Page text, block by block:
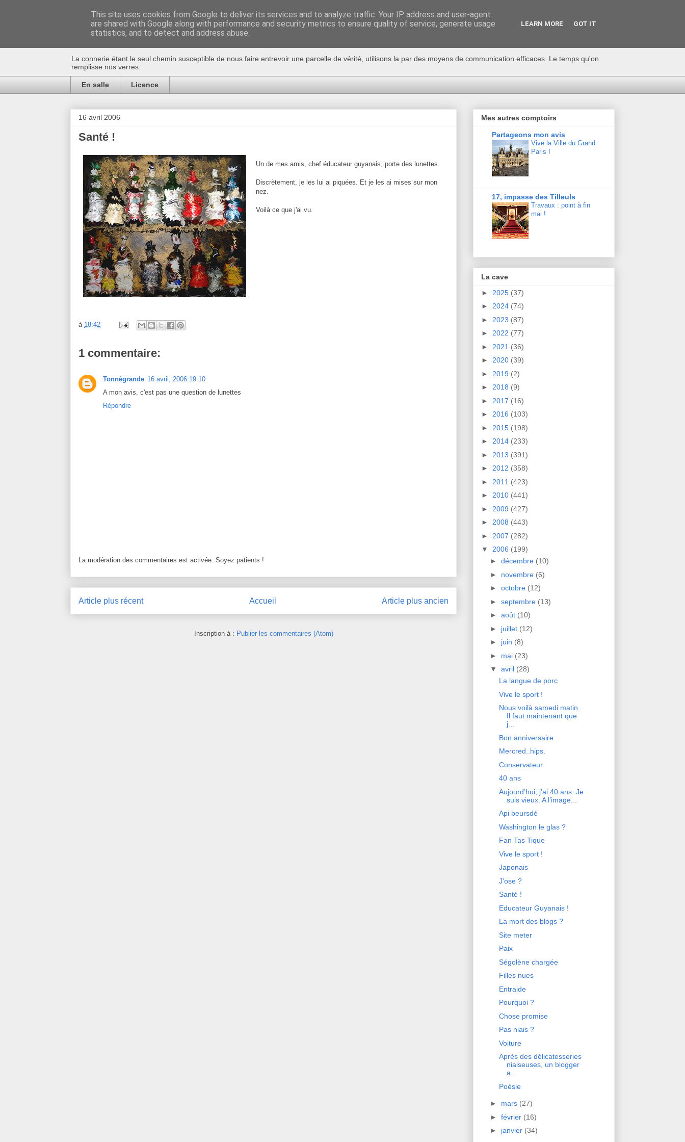
Au bistro !
La connerie étant le seul chemin susceptible de nous faire entrevoir une parcelle de vérité, utilisons la par des moyens de communication efficaces. Le temps qu'on
remplisse nos verres.
En salle Licence
16 avril 2006
Santé !
Un de mes amis, chef éducateur guyanais, porte des lunettes.
Discrètement, je les lui ai piquées. Et je les ai mises sur mon
nez.
Voilà ce que j'ai vu.
à 18:42
1 commentaire:
Tonnégrande 16 avril, 2006 19:10
A mon avis, c'est pas une question de lunettes
Répondre
La modération des commentaires est activée. Soyez patients !
Article plus récent Article plus ancien
Accueil
Inscription à : Publier les commentaires (Atom)
Mes autres comptoirs
Partageons mon avis
Vive la Ville du Grand
Paris !
17, impasse des Tilleuls
Travaux : point à fin
mai !
La cave
► 2025 (37)
► 2024 (74)
► 2023 (87)
► 2022 (77)
► 2021 (36)
► 2020 (39)
► 2019 (2)
► 2018 (9)
► 2017 (16)
► 2016 (103)
► 2015 (198)
► 2014 (233)
► 2013 (391)
► 2012 (358)
► 2011 (423)
► 2010 (441)
► 2009 (427)
► 2008 (443)
► 2007 (282)
▼ 2006 (199)
► décembre (10)
► novembre (6)
► octobre (12)
► septembre (13)
► août (10)
► juillet (12)
► juin (8)
► mai (23)
▼ avril (28)
La langue de porc
Vive le sport !
Nous voilà samedi matin.
Il faut maintenant que
j...
Bon anniversaire
Mercred..hips.
Conservateur
40 ans
Aujourd’hui, j’ai 40 ans. Je
suis vieux. A l’image...
Api beursdé
Washington le glas ?
Fan Tas Tique
Vive le sport !
Japonais
J'ose ?
Santé !
Educateur Guyanais !
La mort des blogs ?
Site meter
Paix
Ségolène chargée
Filles nues
Entraide
Pourquoi ?
Chose promise
Pas niais ?
Voiture
Après des délicatesseries
niaiseuses, un blogger
a...
Poésie
► mars (27)
► février (16)
► janvier (34)
This site uses cookies from Google to deliver its services and to analyze traffic. Your IP address and user-agent
are shared with Google along with performance and security metrics to ensure quality of service, generate usage
statistics, and to detect and address abuse.
LEARN MORE GOT IT